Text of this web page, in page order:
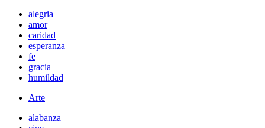
alegria
amor
caridad
esperanza
fe
gracia
humildad
Arte
alabanza